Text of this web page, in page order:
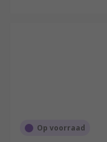
Op voorraad